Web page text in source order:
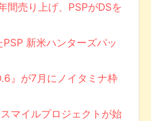
間売り上げ、PSPがDSを
新米ハンターズパッ
』が7月にノイタミナ枠
マイルプロジェクトが始